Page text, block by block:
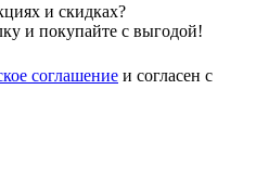
и скидках?
и покупайте с выгодой!
соглашение и согласен с